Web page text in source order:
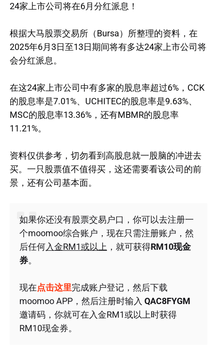
24家上市公司将在6月分红派息！
根据大马股票交易所（Bursa）所整理的资料，在
2025年6月3日至13日期间将有多达24家上市公司将
会分红派息。
在这24家上市公司中有多家的股息率超过6%，CCK
的股息率是7.01%、UCHITEC的股息率是9.63%、
MSC的股息率13.36%，还有MBMR的股息率
11.21%。
资料仅供参考，切勿看到高股息就一股脑的冲进去
买。一只股票值不值得买，这还需要看该公司的前
景，还有公司基本面。
如果你还没有股票交易户口，你可以去注册一
个moomoo综合账户，现在只需注册账户，然
后任何入金RM1或以上 ，就可获得RM10现金
券。
现在点击这里完成账户登记，然后下载
moomoo APP，然后注册时输入 QAC8FYGM
邀请码，你就可在入金RM1或以上时获得
RM10现金券。